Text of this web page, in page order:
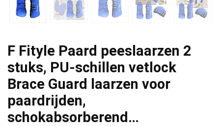
F Fityle Paard peeslaarzen 2
stuks, PU-schillen vetlock
Brace Guard laarzen voor
paardrijden,
schokabsorberend…